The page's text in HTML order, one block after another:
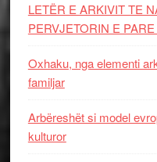
LETËR E ARKIVIT TE
PERVJETORIN E
Oxhaku, nga elementi
familjar
Arbëreshët si model
kulturor